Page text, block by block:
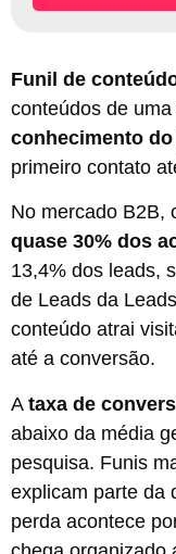
Funil de
conteúdos de
conhecimento do
primeiro contato
No mercado B2B,
quase 30% dos
13,4% dos leads,
de Leads da
conteúdo atrai
até a conversão.
A taxa de
abaixo da média
pesquisa. Funis
explicam parte da
perda acontece